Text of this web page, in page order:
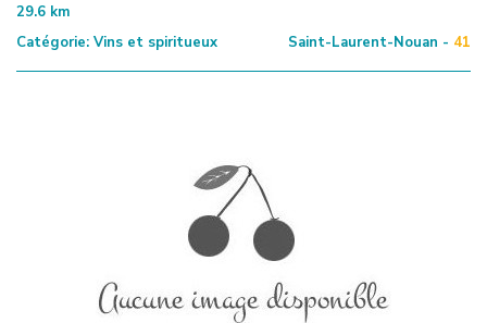
29.6 km
Catégorie: Vins et spiritueux Saint-Laurent-Nouan - 41